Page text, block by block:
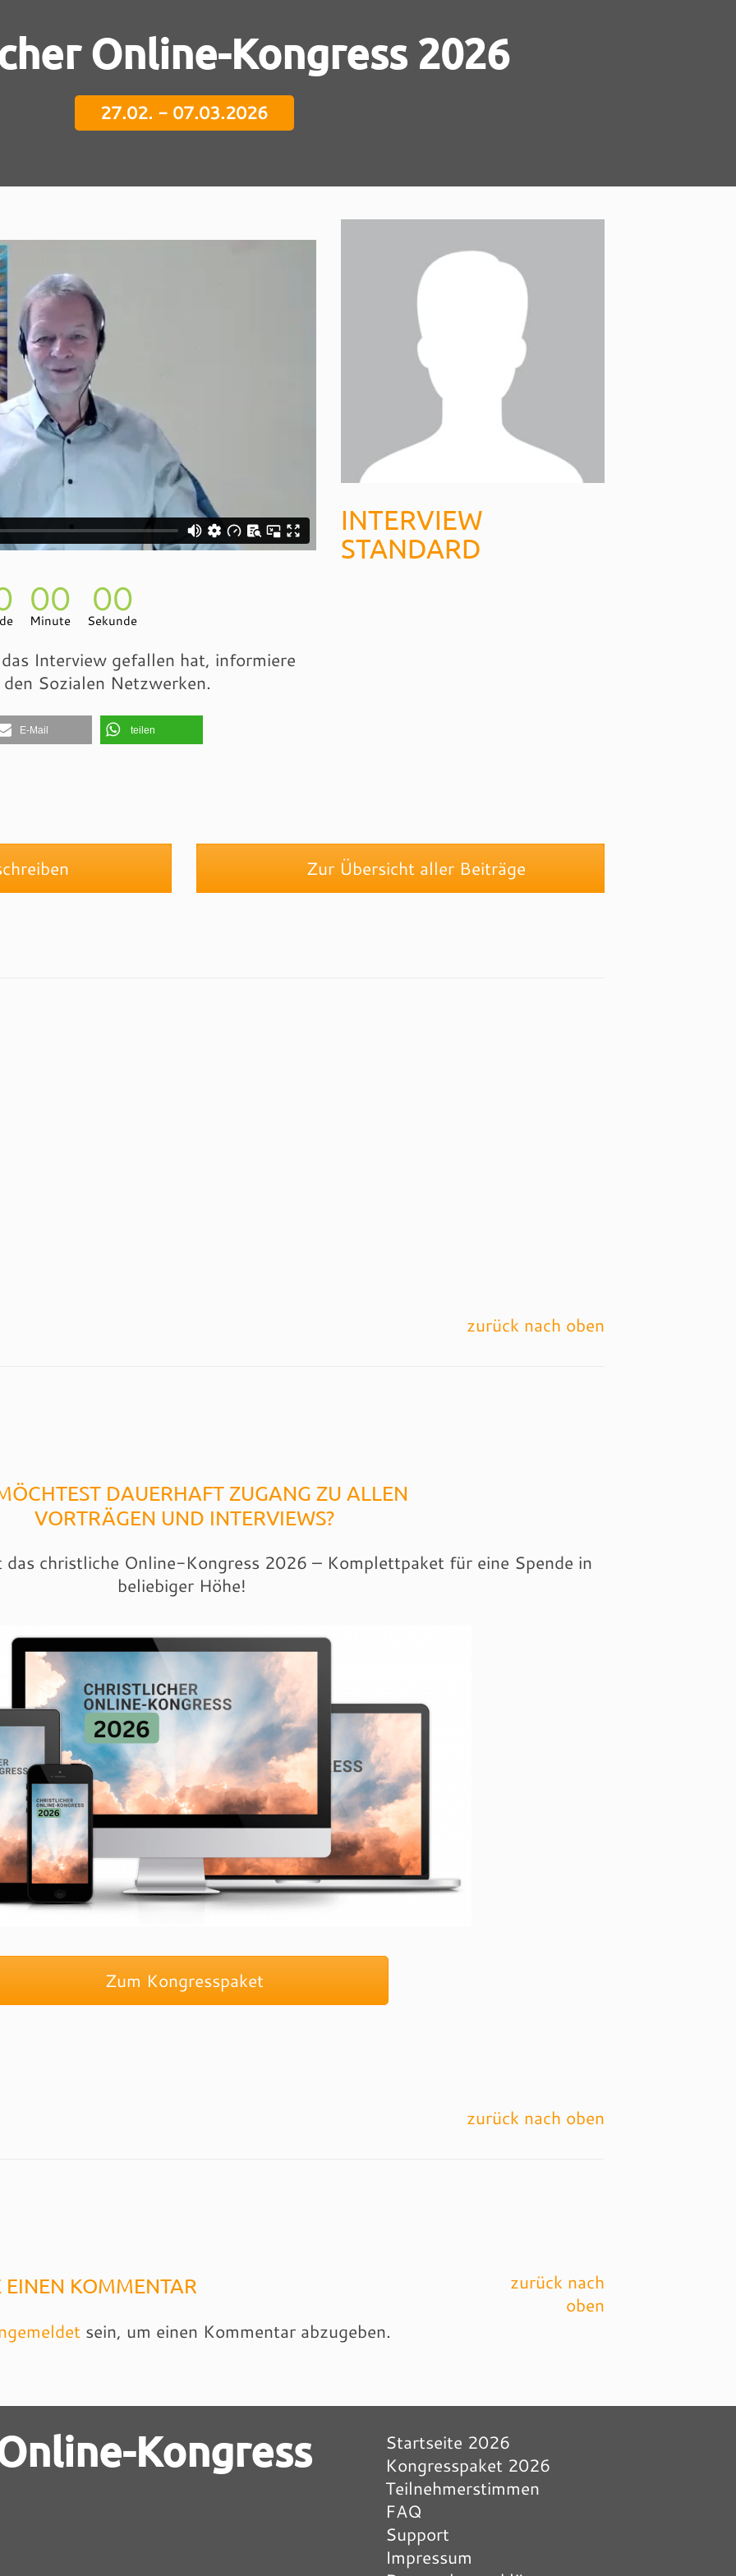
Online-Kongress 2026
27.02. - 07.03.2026
00
Minute 00
Sekunde
Interview gefallen hat, informiere
Sozialen Netzwerken.
E-Mail teilen
INTERVIEW
STANDARD
Zur Übersicht aller Beiträge
zurück nach oben
DAUERHAFT ZUGANG ZU ALLEN
VORTRÄGEN UND INTERVIEWS?
das christliche Online-Kongress 2026 – Komplettpaket für eine Spende in
beliebiger Höhe!
Zum Kongresspaket
zurück nach oben
EINEN KOMMENTAR
sein, um einen Kommentar abzugeben.
zurück nach
oben
Kongress
Startseite 2026
Kongresspaket 2026
Teilnehmerstimmen
FAQ
Support
Impressum